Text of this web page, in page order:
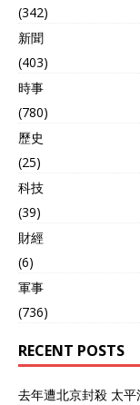
(342)
新聞
(403)
時事
(780)
歷史
(25)
科技
(39)
財經
(6)
軍事
(736)
RECENT POSTS
去年遭北京封殺 太